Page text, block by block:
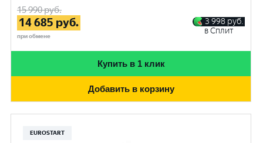
15 990руб.
14 685 руб.
при обмене
3 998 руб.
в Сплит
Купить в 1 клик
Добавить в корзину
EUROSTART